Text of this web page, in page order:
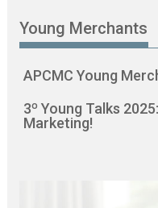
Young Merchants
APCMC Young
3º Young Talks
Marketing!